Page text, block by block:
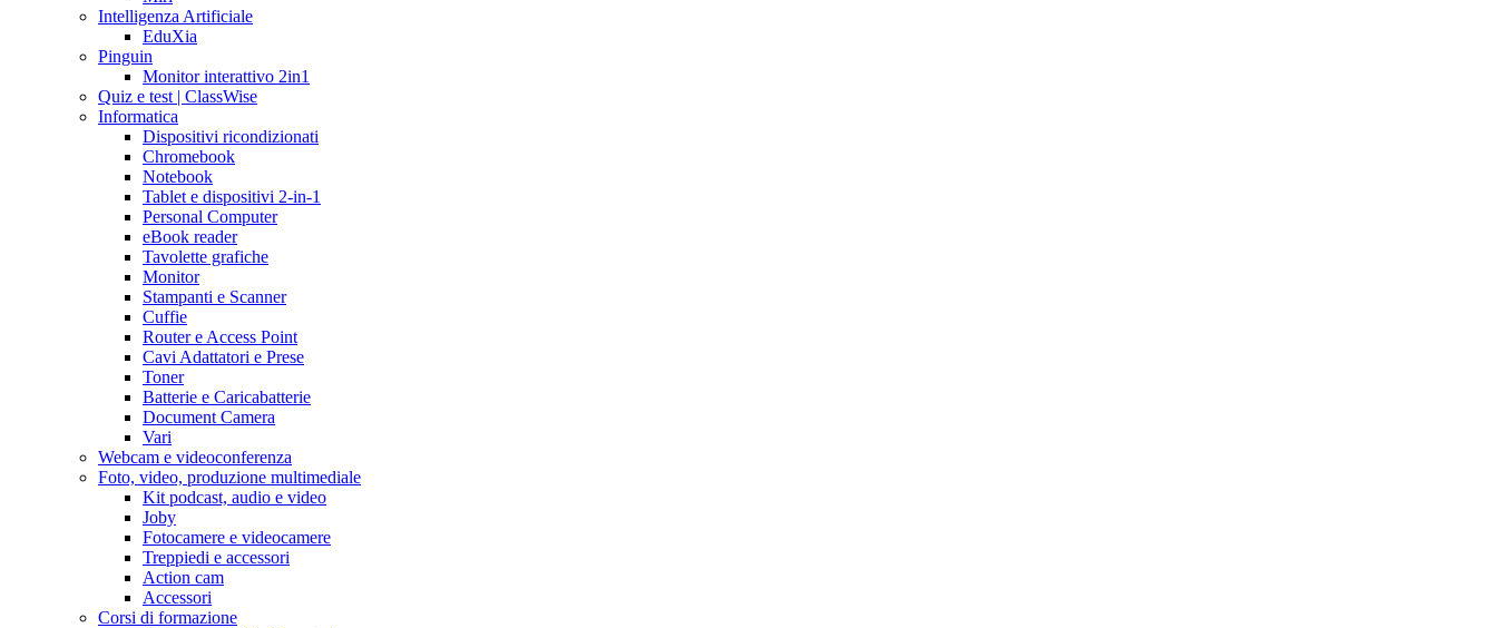
Intelligenza Artificiale
EduXia
Pinguin
Monitor interattivo 2in1
Quiz e test | ClassWise
Informatica
Dispositivi ricondizionati
Chromebook
Notebook
Tablet e dispositivi 2-in-1
Personal Computer
eBook reader
Tavolette grafiche
Monitor
Stampanti e Scanner
Cuffie
Router e Access Point
Cavi Adattatori e Prese
Toner
Batterie e Caricabatterie
Document Camera
Vari
Webcam e videoconferenza
Foto, video, produzione multimediale
Kit podcast, audio e video
Joby
Fotocamere e videocamere
Treppiedi e accessori
Action cam
Accessori
Corsi di formazione